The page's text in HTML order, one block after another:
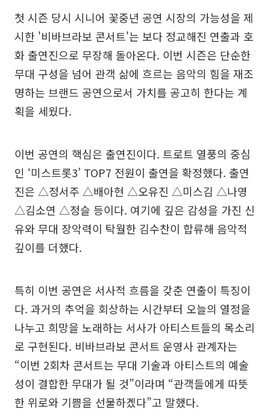
첫 시즌 당시 시니어 꽃중년 공연 시장의 가능성을 제
시한 '비바브라보 콘서트'는 보다 정교해진 연출과 호
화 출연진으로 무장해 돌아온다. 이번 시즌은 단순한
무대 구성을 넘어 관객 삶에 흐르는 음악의 힘을 재조
명하는 브랜드 공연으로서 가치를 공고히 한다는 계
획을 세웠다.
이번 공연의 핵심은 출연진이다. 트로트 열풍의 중심
인 ‘미스트롯3’ TOP7 전원이 출연을 확정했다. 출연
진은 △정서주 △배아현 △오유진 △미스김 △나영
△김소연 △정슬 등이다. 여기에 깊은 감성을 가진 신
유와 무대 장악력이 탁월한 김수찬이 합류해 음악적
깊이를 더했다.
특히 이번 공연은 서사적 흐름을 갖춘 연출이 특징이
다. 과거의 추억을 회상하는 시간부터 오늘의 열정을
나누고 희망을 노래하는 서사가 아티스트들의 목소리
로 구현된다. 비바브라보 콘서트 운영사 관계자는
“이번 2회차 콘서트는 무대 기술과 아티스트의 예술
성이 결합한 무대가 될 것”이라며 “관객들에게 따뜻
한 위로와 기쁨을 선물하겠다”고 말했다.